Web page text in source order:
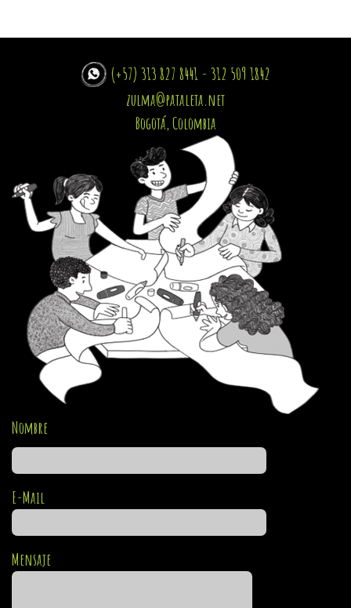
(+57) 313 827 8441 - 312 509 1842
zulma@pataleta.net
Bogotá, Colombia
Nombre
E-Mail
Mensaje